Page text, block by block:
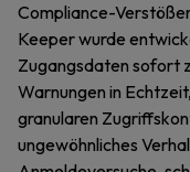
Compliance-
Keeper wurde
Zugangsdaten sofort
Warnungen in
granularen
ungewöhnliches